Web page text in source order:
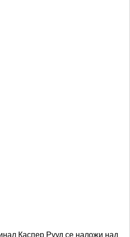
Каспер Рууд се наложи над